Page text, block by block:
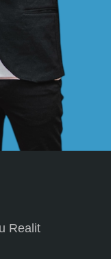
Realit